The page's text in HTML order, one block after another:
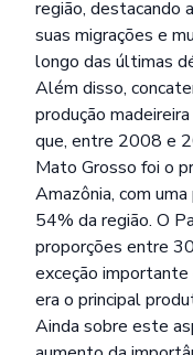
região, destacando
suas migrações e
longo das últimas
Além disso,
produção
que, entre 2008 e
Mato Grosso foi o
Amazônia, com
54% da região. O
proporções entre
exceção
era o principal
Ainda sobre este